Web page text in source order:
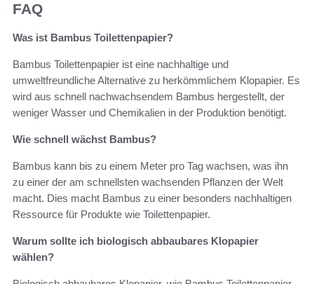
FAQ
Was ist Bambus Toilettenpapier?
Bambus Toilettenpapier ist eine nachhaltige und
umweltfreundliche Alternative zu herkömmlichem Klopapier. Es
wird aus schnell nachwachsendem Bambus hergestellt, der
weniger Wasser und Chemikalien in der Produktion benötigt.
Wie schnell wächst Bambus?
Bambus kann bis zu einem Meter pro Tag wachsen, was ihn
zu einer der am schnellsten wachsenden Pflanzen der Welt
macht. Dies macht Bambus zu einer besonders nachhaltigen
Ressource für Produkte wie Toilettenpapier.
Warum sollte ich biologisch abbaubares Klopapier
wählen?